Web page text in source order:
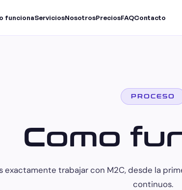
funcionaServiciosNosotrosPreciosFAQContacto
PROCESO
Como
exactamente trabajar con M2C, desde la
continuos.